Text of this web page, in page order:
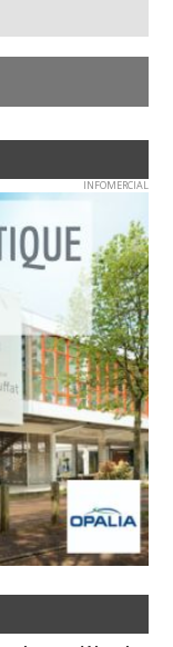
INFOMERCIAL